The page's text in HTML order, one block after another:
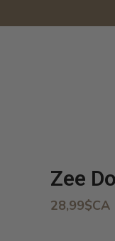
Zee
28,99$CA